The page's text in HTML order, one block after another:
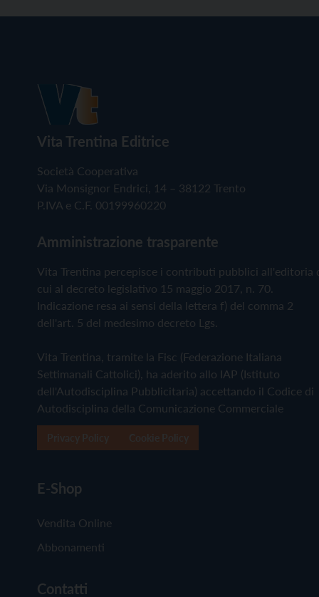
Vita Trentina Editrice
Società Cooperativa
Via Monsignor Endrici, 14 – 38122 Trento
P.IVA e C.F. 00199960220
Amministrazione trasparente
Vita Trentina percepisce i contributi pubblici all'editoria
cui al decreto legislativo 15 maggio 2017, n. 70.
Indicazione resa ai sensi della lettera f) del comma 2
dell'art. 5 del medesimo decreto Lgs.
Vita Trentina, tramite la Fisc (Federazione Italiana
Settimanali Cattolici), ha aderito allo IAP (Istituto
dell'Autodisciplina Pubblicitaria) accettando il Codice di
Autodisciplina della Comunicazione Commerciale
E-Shop
Vendita Online
Abbonamenti
Contatti